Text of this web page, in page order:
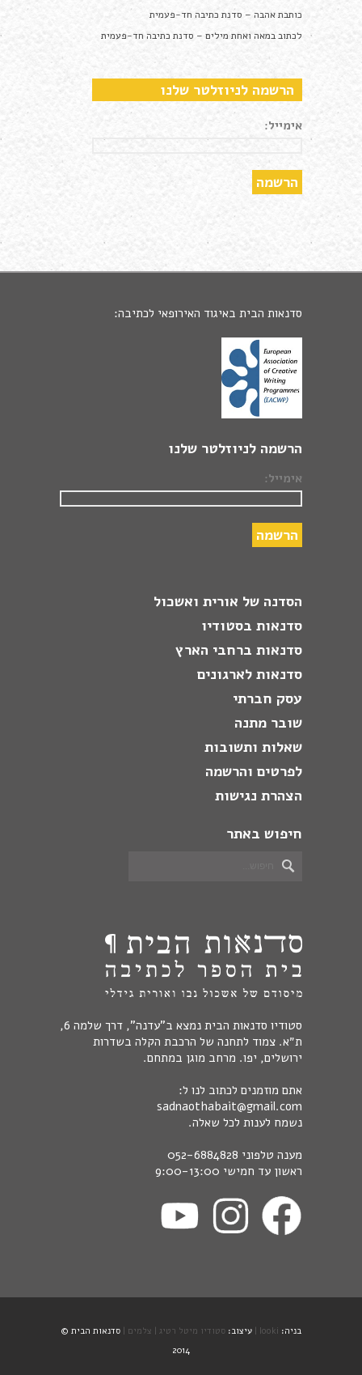
כותבת אהבה – סדנת כתיבה חד-פעמית
לכתוב במאה ואחת מילים – סדנת כתיבה חד-פעמית
הרשמה לניוזלטר שלנו
אימייל:
סדנאות הבית באיגוד האירופאי לכתיבה:
הרשמה לניוזלטר שלנו
אימייל:
הסדנה של אורית ואשכול
סדנאות בסטודיו
סדנאות ברחבי הארץ
סדנאות לארגונים
עסק חברתי
שובר מתנה
שאלות ותשובות
לפרטים והרשמה
הצהרת נגישות
חיפוש באתר
סטודיו סדנאות הבית נמצא ב"עדנה", דרך שלמה 6,
ת״א. צמוד לתחנה של הרכבת הקלה בשדרות
ירושלים, יפו. מרחב מוגן במתחם.
אתם מוזמנים לכתוב לנו ל:
sadnaothabait@gmail.com
נשמח לענות לכל שאלה.
מענה טלפוני 052-6884828
ראשון עד חמישי 9:00-13:00
בניה: looki | עיצוב: סטודיו מיטל רטיג | צלמים |
סדנאות הבית ©
2014